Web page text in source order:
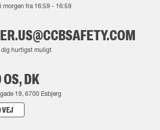
morgen fra 16:59 - 16:59
dig hurtigst muligt
OS, DK
19, 6700 Esbjerg
VEJ